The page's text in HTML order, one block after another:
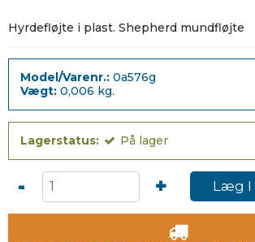
Hyrdefløjte i plast. Shepherd mundfløjte
Model/Varenr.: 0a576g
Vægt: 0,006 kg.
Lagerstatus: På lager
- + Læg I